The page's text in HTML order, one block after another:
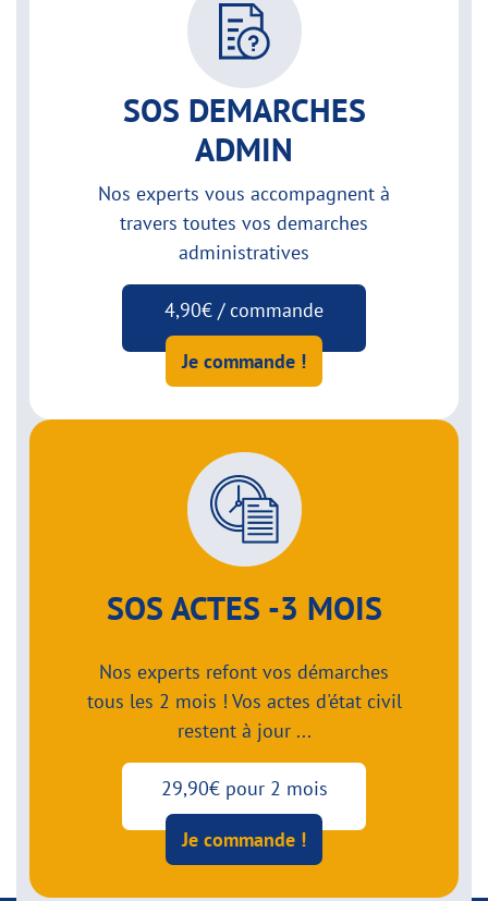
SOS DEMARCHES
ADMIN
Nos experts vous accompagnent à
travers toutes vos demarches
administratives
4,90€ / commande
Je commande !
SOS ACTES -3 MOIS
Nos experts refont vos démarches
tous les 2 mois ! Vos actes d'état civil
restent à jour ...
29,90€ pour 2 mois
Je commande !